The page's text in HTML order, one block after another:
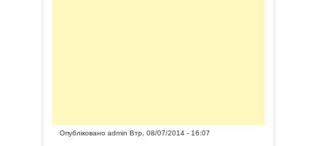
Опублікованоadmin Втр, 08/07/2014 - 16:07